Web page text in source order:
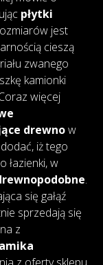
płytki
jest
cieszą
zwanego
kamionki
więcej
drewnow
iż tego
łazienki, w
.
się gałąź
sprzedają się
z